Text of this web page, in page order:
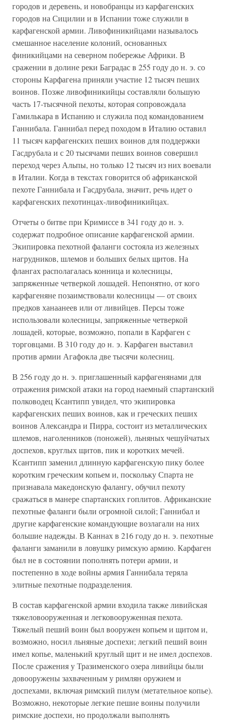
городов и деревень, и новобранцы из карфагенских
городов на Сицилии и в Испании тоже служили в
карфагенской армии. Ливофиникийцами называлось
смешанное население колоний, основанных
финикийцами на северном побережье Африки. В
сражении в долине реки Баградас в 255 году до н. э. со
стороны Карфагена приняли участие 12 тысяч пеших
воинов. Позже ливофиникийцы составляли большую
часть 17-тысячной пехоты, которая сопровождала
Гамилькара в Испанию и служила под командованием
Ганнибала. Ганнибал перед походом в Италию оставил
11 тысяч карфагенских пеших воинов для поддержки
Гасдрубала и с 20 тысячами пеших воинов совершил
переход через Альпы, но только 12 тысяч из них воевали
в Италии. Когда в текстах говорится об африканской
пехоте Ганнибала и Гасдрубала, значит, речь идет о
карфагенских пехотинцах-ливофиникийцах.
Отчеты о битве при Кримиссе в 341 году до н. э.
содержат подробное описание карфагенской армии.
Экипировка пехотной фаланги состояла из железных
нагрудников, шлемов и больших белых щитов. На
флангах располагалась конница и колесницы,
запряженные четверкой лошадей. Непонятно, от кого
карфагеняне позаимствовали колесницы — от своих
предков ханаанеев или от ливийцев. Персы тоже
использовали колесницы, запряженные четверкой
лошадей, которые, возможно, попали в Карфаген с
торговцами. В 310 году до н. э. Карфаген выставил
против армии Агафокла две тысячи колесниц.
В 256 году до н. э. приглашенный карфагенянами для
отражения римской атаки на город наемный спартанский
полководец Ксантипп увидел, что экипировка
карфагенских пеших воинов, как и греческих пеших
воинов Александра и Пирра, состоит из металлических
шлемов, наголенников (поножей), льняных чешуйчатых
доспехов, круглых щитов, пик и коротких мечей.
Ксантипп заменил длинную карфагенскую пику более
коротким греческим копьем и, поскольку Спарта не
признавала македонскую фалангу, обучил пехоту
сражаться в манере спартанских гоплитов. Африканские
пехотные фаланги были огромной силой; Ганнибал и
другие карфагенские командующие возлагали на них
большие надежды. В Каннах в 216 году до н. э. пехотные
фаланги заманили в ловушку римскую армию. Карфаген
был не в состоянии пополнять потери армии, и
постепенно в ходе войны армия Ганнибала теряла
элитные пехотные подразделения.
В состав карфагенской армии входила также ливийская
тяжеловооруженная и легковооруженная пехота.
Тяжелый пеший воин был вооружен копьем и щитом и,
возможно, носил льняные доспехи; легкий пеший воин
имел копье, маленький круглый щит и не имел доспехов.
После сражения у Тразименского озера ливийцы были
довооружены захваченным у римлян оружием и
доспехами, включая римский пилум (метательное копье).
Возможно, некоторые легкие пешие воины получили
римские доспехи, но продолжали выполнять